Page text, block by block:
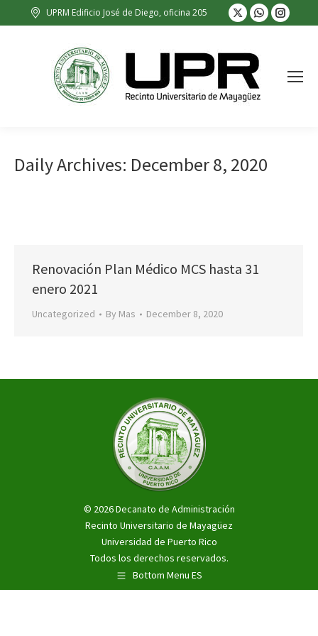
UPRM Edificio José de Diego, oficina 205
X
page
opens
in
new
window
Whatsapp
pagepage
in
new
Daily Archives: December 8, 2020
Renovación Plan Médico MCS hasta 31
enero 2021
Uncategorized By Mas December 8, 2020
© 2026 Decanato de Administración
Recinto Universitario de Mayagüez
Universidad de Puerto Rico
Todos los derechos reservados.
Bottom Menu ES